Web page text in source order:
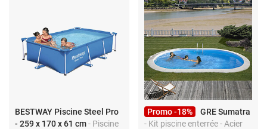
BESTWAY Piscine Steel Pro
- 259 x 170 x 61 cm- Piscine
Promo -18%
GRE Sumatra
- Kit piscine enterrée - Acier